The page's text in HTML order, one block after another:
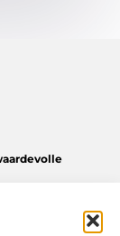
inzichten,